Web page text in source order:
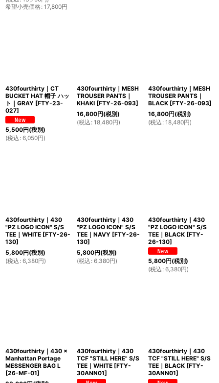
希望小売価格: 17,800円
430fourthirty｜CT
BUCKET HAT 帽子 ハッ
ト｜GRAY [FTY-23-
027]
5,500円(税別)
(税込 : 6,050円)
430fourthirty｜MESH
TROUSER PANTS｜
KHAKI [FTY-26-093]
16,800円(税別)
(税込 : 18,480円)
430fourthirty｜MESH
TROUSER PANTS｜
BLACK [FTY-26-093]
16,800円(税別)
(税込 : 18,480円)
430fourthirty｜430
"PZ LOGO ICON" S/S
TEE｜WHITE [FTY-26-
130]
5,800円(税別)
(税込 : 6,380円)
430fourthirty｜430
"PZ LOGO ICON" S/S
TEE｜NAVY [FTY-26-
130]
5,800円(税別)
(税込 : 6,380円)
430fourthirty｜430
"PZ LOGO ICON" S/S
TEE｜BLACK [FTY-
26-130]
5,800円(税別)
(税込 : 6,380円)
430fourthirty｜430 ×
Manhattan Portage
MESSENGER BAG L
[26-MF-01]
430fourthirty｜430
TCF "STILL HERE" S/S
TEE｜WHITE [FTY-
30ANN01]
430fourthirty｜430
TCF "STILL HERE" S/S
TEE｜BLACK [FTY-
30ANN01]